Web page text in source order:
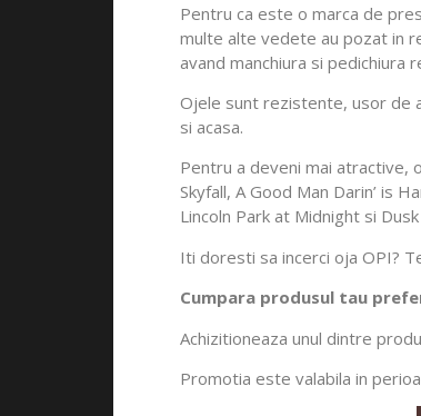
Pentru ca este o marca de
multe alte vedete au pozat in
avand manchiura si pedichiura
Ojele sunt rezistente, usor de
si acasa.
Pentru a deveni mai atractive,
Skyfall, A Good Man Darin’ is
Lincoln Park at Midnight si
Iti doresti sa incerci oja OPI?
Cumpara produsul tau
Achizitioneaza unul dintre
Promotia este valabila in